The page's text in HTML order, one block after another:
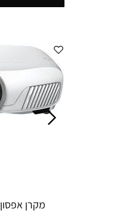
מקרן אפסון Epson EH-TW7400